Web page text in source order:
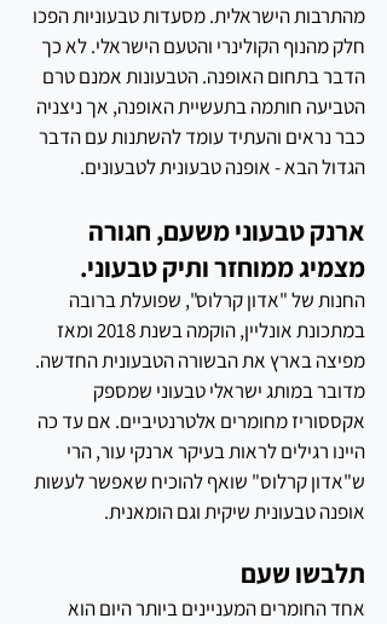
מהתרבות הישראלית. מסעדות טבעוניות הפכו
חלק מהנוף הקולינרי והטעם הישראלי. לא כך
הדבר בתחום האופנה. הטבעונות אמנם טרם
הטביעה חותמה בתעשיית האופנה, אך ניצניה
כבר נראים והעתיד עומד להשתנות עם הדבר
הגדול הבא - אופנה טבעונית לטבעונים.
ארנק טבעוני משעם, חגורה
מצמיג ממוחזר ותיק טבעוני.
החנות של "אדון קרלוס", שפועלת ברובה
במתכונת אונליין, הוקמה בשנת 2018 ומאז
מפיצה בארץ את הבשורה הטבעונית החדשה.
מדובר במותג ישראלי טבעוני שמספק
אקססוריז מחומרים אלטרנטיביים. אם עד כה
היינו רגילים לראות בעיקר ארנקי עור, הרי
ש"אדון קרלוס" שואף להוכיח שאפשר לעשות
אופנה טבעונית שיקית וגם הומאנית.
תלבשו שעם
אחד החומרים המעניינים ביותר היום הוא